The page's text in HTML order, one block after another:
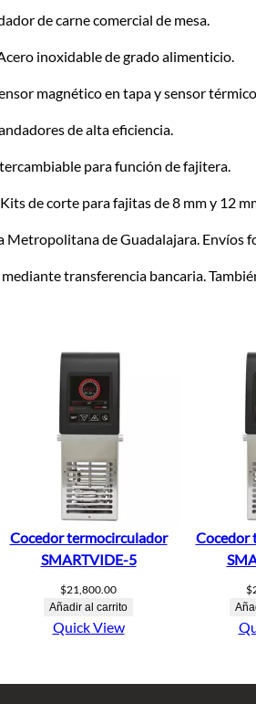
de carne comercial de mesa.
inoxidable de grado alimenticio.
magnético en tapa y sensor
de alta eficiencia.
para función de fajitera.
Kits de corte para fajitas de 8 mm y 12
Metropolitana de Guadalajara. Envíos
transferencia bancaria.
Cocedor termocirculador
SMARTVIDE-5
$21,800.00
Añadir al carrito
Quick View
Cocedor
$